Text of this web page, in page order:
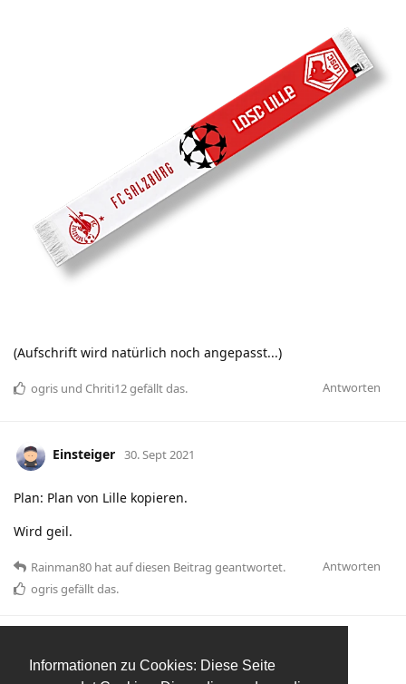
Informationen zu Cookies: Diese Seite
(Aufschrift wird natürlich noch angepasst...)
Antworten
ogris und Chriti12gefällt das.
Einsteiger 30. Sept 2021
Plan: Plan von Lille kopieren.
Wird geil.
Antworten
Rainman80 hatauf diesen Beitrag geantwortet.
ogrisgefällt das.